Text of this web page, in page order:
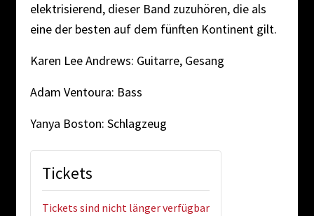
elektrisierend, dieser Band zuzuhören, die als
eine der besten auf dem fünften Kontinent gilt.
Karen Lee Andrews: Guitarre, Gesang
Adam Ventoura: Bass
Yanya Boston: Schlagzeug
Tickets
Tickets sind nicht länger verfügbar